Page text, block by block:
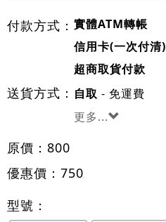
付款方式： 實體ATM轉帳
信用卡(一次付清)
超商取貨付款
送貨方式： 自取 - 免運費
更多...
原價： 800
優惠價： 750
型號：